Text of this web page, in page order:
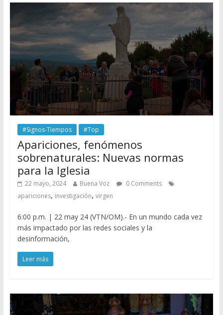
#Signos-Tiempos #Top
Apariciones, fenómenos
sobrenaturales: Nuevas normas
para la Iglesia
22 mayo, 2024 Buena Voz
0 Comments
apariciones, investigación, virgen
6:00 p.m. | 22 may 24 (VTN/OM).- En un mundo cada vez
más impactado por las redes sociales y la
desinformación,
Leer más